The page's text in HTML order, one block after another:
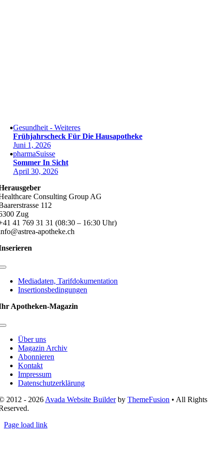
Gesundheit - Weiteres
Frühjahrscheck Für Die Hausapotheke
Juni 1, 2026
pharmaSuisse
Sommer In Sicht
April 30, 2026
Consulting Group AG
112
Zug
41 769 31 31 (08:30 – 16:30 Uhr)
apotheke.ch
Toggle
NavigationMediadaten, Tarifdokumentation
Insertionsbedingungen
Apotheken-Magazin
Toggle
NavigationÜber uns
Magazin Archiv
Abonnieren
Kontakt
Impressum
Datenschutzerklärung
2012 - 2026 Avada Website BuilderbyThemeFusion • All Rights
Page load link